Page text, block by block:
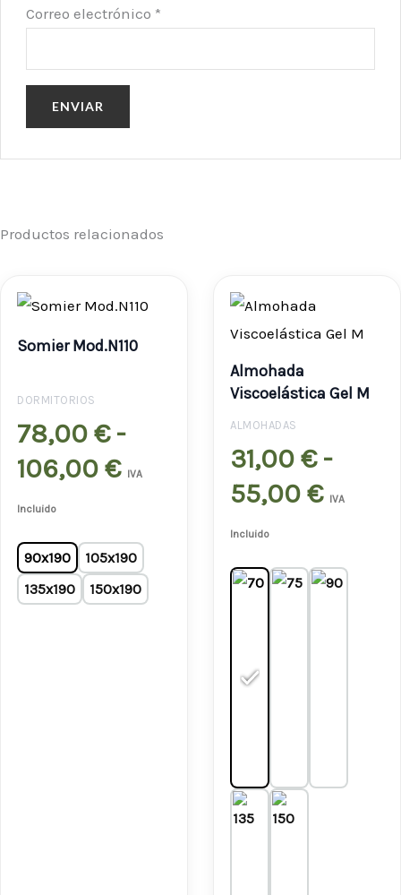
Correo electrónico *
Productos relacionados
Somier Mod.N110
DORMITORIOS
78,00€ -
106,00€
precios:
78,00 €
hasta
IVA
Incluido
90x190
105x190
135x190
150x190
Almohada
Viscoelástica Gel M
ALMOHADAS
31,00€ -
55,00€
de
desde
hasta
55,00
IVA
Incluido